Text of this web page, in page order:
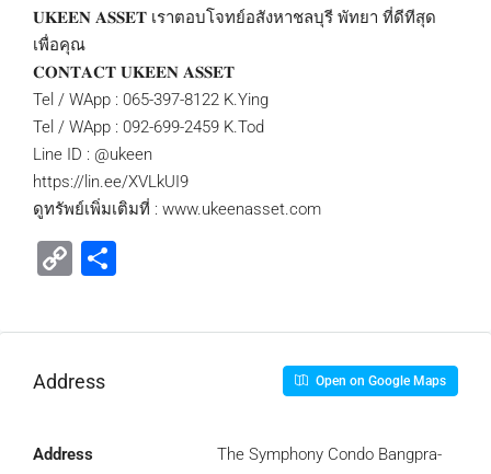
𝐔𝐊𝐄𝐄𝐍 𝐀𝐒𝐒𝐄𝐓 เราตอบโจทย์อสังหาชลบุรี พัทยา ที่ดีทีสุด
เพื่อคุณ
𝐂𝐎𝐍𝐓𝐀𝐂𝐓 𝐔𝐊𝐄𝐄𝐍 𝐀𝐒𝐒𝐄𝐓
Tel / WApp : 065-397-8122 K.Ying
Tel / WApp : 092-699-2459 K.Tod
Line ID : @ukeen
https://lin.ee/XVLkUI9
ดูทรัพย์เพิ่มเติมที่ : www.ukeenasset.com
Copy
Address Open on Google Maps
Address The Symphony Condo Bangpra-